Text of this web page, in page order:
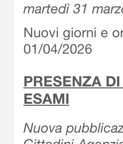
martedì 31
Nuovi giorni e
01/04/2026
PRESENZA
ESAMI
Nuova